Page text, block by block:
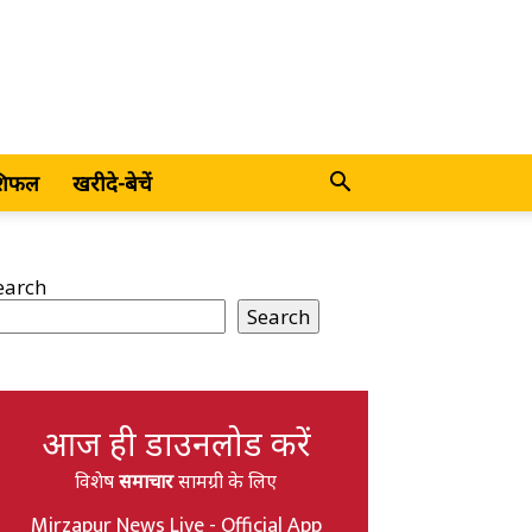
खरीदे-बेचें
Search
आज ही डाउनलोड करें
विशेषसमाचारसामग्री के लिए